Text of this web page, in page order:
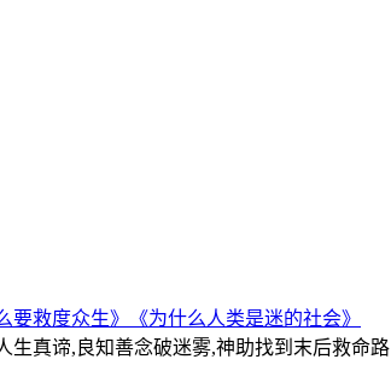
要救度众生》
《为什么人类是迷的社会》
生真谛,良知善念破迷雾,神助找到末后救命路